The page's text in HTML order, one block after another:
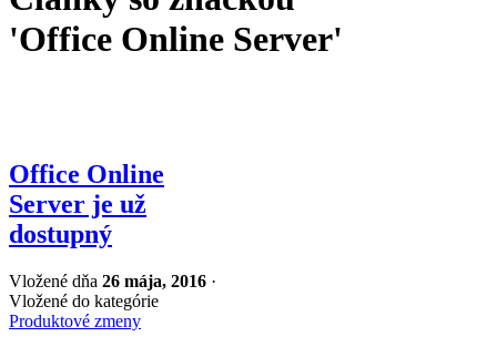
'Office Online Server'
Office Online
Server je už
dostupný
Vložené dňa 26 mája, 2016 ·
Vložené do kategórie
Produktové zmeny